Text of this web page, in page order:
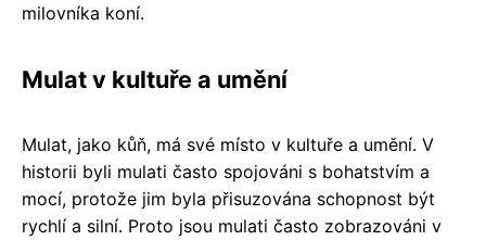
milovníka koní.
Mulat v kultuře a umění
Mulat, jako kůň, má své místo v kultuře a umění. V
historii byli mulati často spojováni s bohatstvím a
mocí, protože jim byla přisuzována schopnost být
rychlí a silní. Proto jsou mulati často zobrazováni v